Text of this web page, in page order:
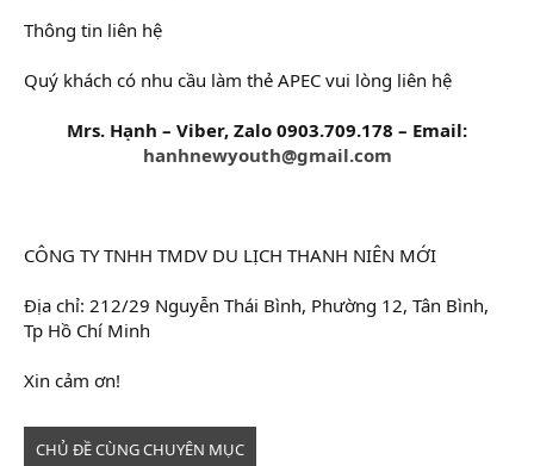
Thông tin liên hệ
Quý khách có nhu cầu làm thẻ APEC vui lòng liên hệ
Mrs. Hạnh – Viber, Zalo 0903.709.178 – Email:
hanhnewyouth@gmail.com
CÔNG TY TNHH TMDV DU LỊCH THANH NIÊN MỚI
Địa chỉ: 212/29 Nguyễn Thái Bình, Phường 12, Tân Bình,
Tp Hồ Chí Minh
Xin cảm ơn!
CHỦ ĐỀ CÙNG CHUYÊN MỤC